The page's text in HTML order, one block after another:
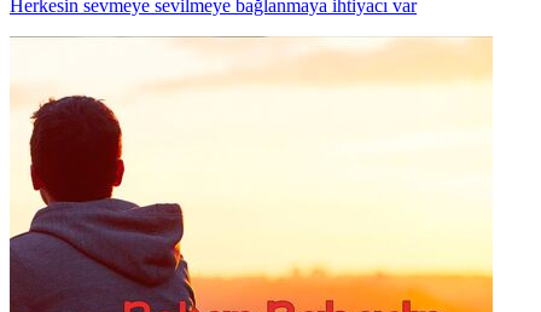
Herkesin sevmeye sevilmeye bağlanmaya ihtiyacı var